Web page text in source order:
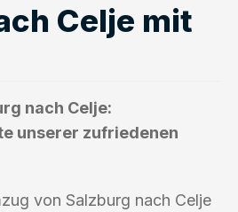
Celje mit
nach Celje:
unserer zufriedenen
von Salzburg nach Celje